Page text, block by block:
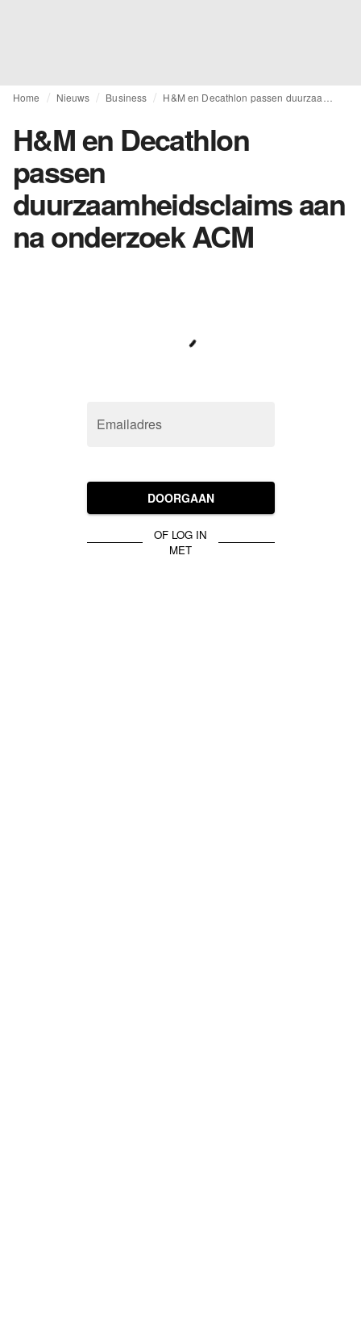
Home Nieuws Business
H&M en Decathlon
passen
duurzaamheidsclaims aan
na onderzoek ACM
Emailadres
DOORGAAN
OF LOG IN
MET